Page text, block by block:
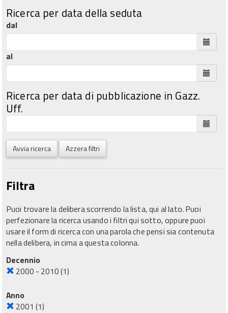
Ricerca per data della seduta
dal
al
Ricerca per data di pubblicazione in Gazz.
Uff.
Avvia ricerca Azzera filtri
Filtra
Puoi trovare la delibera scorrendo la lista, qui al lato. Puoi
perfezionare la ricerca usando i filtri qui sotto, oppure puoi
usare il form di ricerca con una parola che pensi sia contenuta
nella delibera, in cima a questa colonna.
Decennio
2000 - 2010(1)
Anno
2001 (1)